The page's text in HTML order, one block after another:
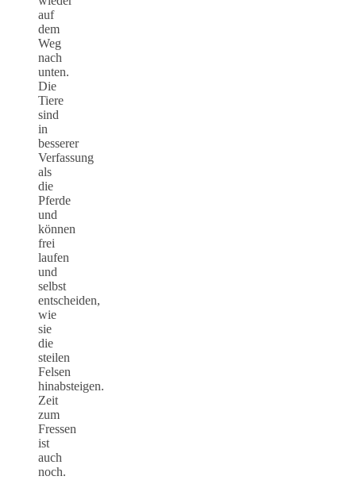
auf
dem
Weg
nach
unten.
Die
Tiere
sind
in
besserer
Verfassung
als
die
Pferde
und
können
frei
laufen
und
selbst
entscheiden,
wie
sie
die
steilen
Felsen
hinabsteigen.
Zeit
zum
Fressen
ist
auch
noch.